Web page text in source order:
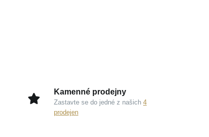
Kamenné prodejny
Zastavte se do jedné z našich 4
prodejen